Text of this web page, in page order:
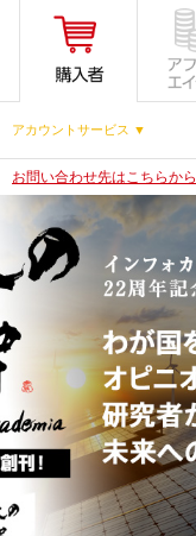
アカウントサービス ▼
お問い合わせ先はこちらから